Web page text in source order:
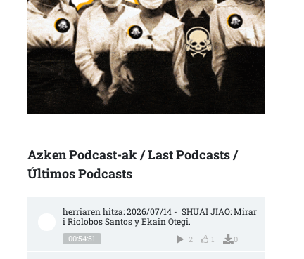
Azken Podcast-ak / Last Podcasts /
Últimos Podcasts
herriaren hitza: 2026/07/14 -  SHUAI JIAO: Mirar
i Riolobos Santos y Ekain Otegi.
00:54:51 2 1 0